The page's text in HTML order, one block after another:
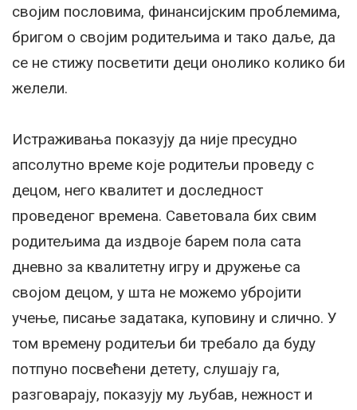
својим пословима, финансијским проблемима,
бригом о својим родитељима и тако даље, да
се не стижу посветити деци онолико колико би
желели.
Истраживања показују да није пресудно
апсолутно време које родитељи проведу с
децом, него квалитет и доследност
проведеног времена. Саветовала бих свим
родитељима да издвоје барем пола сата
дневно за квалитетну игру и дружење са
својом децом, у шта не можемо убројити
учење, писање задатака, куповину и слично. У
том времену родитељи би требало да буду
потпуно посвећени детету, слушају га,
разговарају, показују му љубав, нежност и